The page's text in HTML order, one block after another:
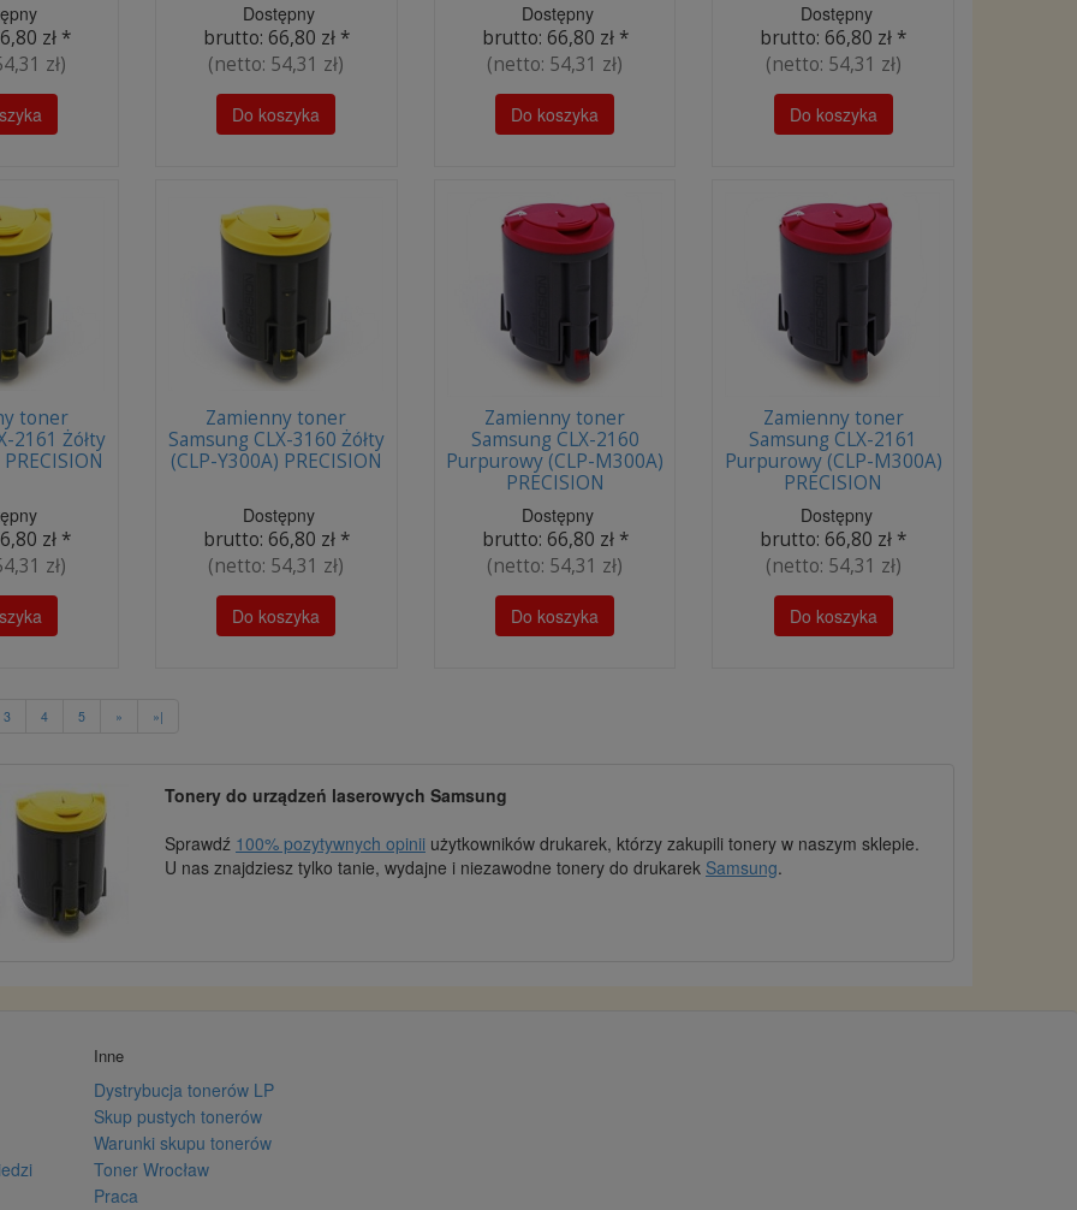
zł *
zł)
Dostępny
brutto: 66,80 zł*
(netto: 54,31 zł)
Do koszyka
Dostępny
brutto: 66,80 zł*
(netto: 54,31 zł)
Do koszyka
Dostępny
brutto: 66,80 zł *
(netto: 54,31 zł)
Do koszyka
toner
2161 Żółty
zł *
zł)
Zamienny toner
Samsung CLX-3160 Żółty
(CLP-Y300A) PRECISION
Dostępny
brutto: 66,80 zł*
(netto: 54,31 zł)
Do koszyka
Zamienny toner
Samsung CLX-2160
Purpurowy (CLP-M300A)
PRECISION
Dostępny
brutto: 66,80 zł*
(netto: 54,31 zł)
Do koszyka
Zamienny toner
Samsung CLX-2161
Purpurowy (CLP-M300A)
PRECISION
Dostępny
brutto: 66,80 zł *
(netto: 54,31 zł)
Do koszyka
3 4 5 » »|
Tonery do urządzeń laserowych Samsung
Sprawdź 100% pozytywnych opinii użytkowników drukarek, którzy zakupili tonery w naszym sklepie.
U nas znajdziesz tylko tanie, wydajne i niezawodne tonery do drukarek Samsung.
Inne
Dystrybucja tonerów LP
Skup pustych tonerów
Warunki skupu tonerów
Toner Wrocław
Praca